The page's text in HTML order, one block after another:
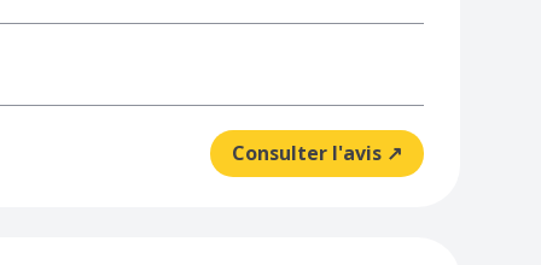
Consulter l'avis ↗